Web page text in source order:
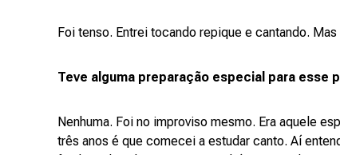
Foi tenso. Entrei tocando repique e cantando.
Teve alguma preparação especial para esse
Nenhuma. Foi no improviso mesmo. Era aquele
três anos é que comecei a estudar canto. Aí